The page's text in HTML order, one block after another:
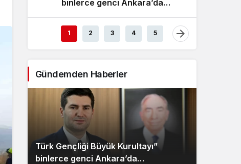
Sistem modunu seçin.
binlerce genci Ankara’da
1 2 3 4 5
Gündemden Haberler
Türk Gençliği Büyük Kurultayı”
binlerce genci Ankara’da